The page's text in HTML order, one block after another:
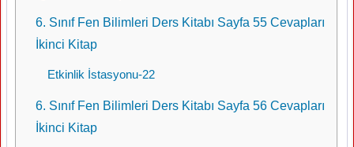
6. Sınıf Fen Bilimleri Ders Kitabı Sayfa 55 Cevapları
İkinci Kitap
Etkinlik İstasyonu-22
6. Sınıf Fen Bilimleri Ders Kitabı Sayfa 56 Cevapları
İkinci Kitap